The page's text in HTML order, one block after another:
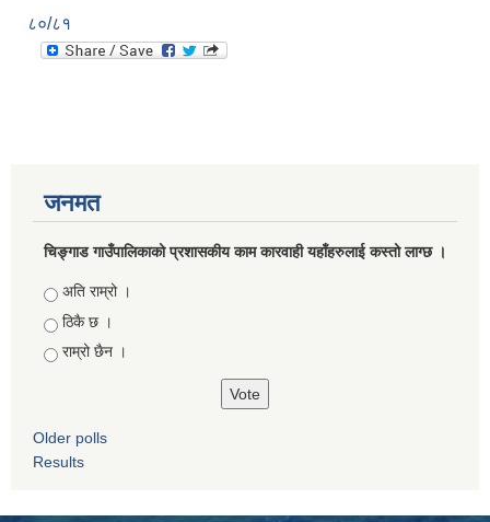
८०/८१
जनमत
चिङ्गाड गाउँपालिकाको प्रशासकीय काम कारवाही यहाँहरुलाई कस्तो लाग्छ ।
Choices
अति राम्रो ।
ठिकै छ ।
राम्रो छैन ।
Older polls
Results